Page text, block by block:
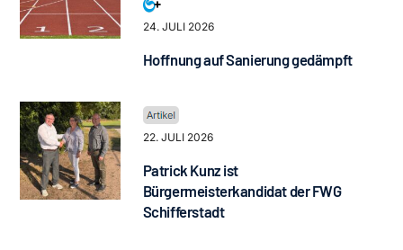
24. JULI 2026
Hoffnung auf Sanierung gedämpft
22. JULI 2026
Patrick Kunz ist
Bürgermeisterkandidat der FWG
Schifferstadt